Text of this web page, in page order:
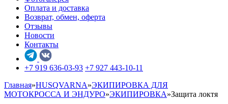
Оплата и доставка
Возврат, обмен, оферта
Отзывы
Новости
Контакты
+7 919 636-03-93 +7 927 443-10-11
Главная»HUSQVARNA»ЭКИПИРОВКА ДЛЯ
МОТОКРОССА И ЭНДУРО»ЭКИПИРОВКА»Защита локтя